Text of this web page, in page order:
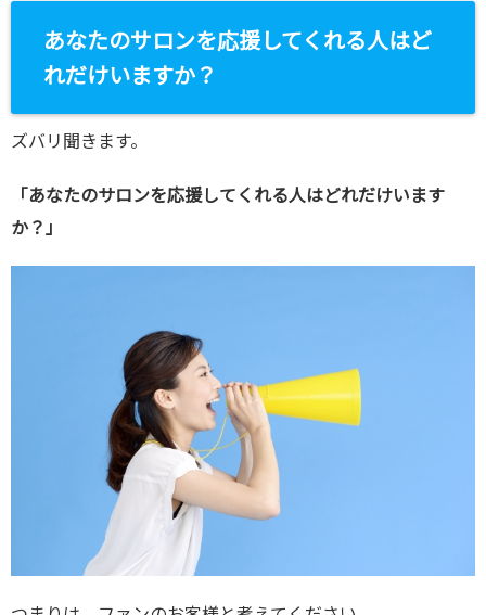
あなたのサロンを応援してくれる人はど
れだけいますか？
ズバリ聞きます。
「あなたのサロンを応援してくれる人はどれだけいます
か？」